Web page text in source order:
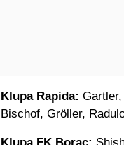
Klupa Rapida:
Bischof, Gröller,
Klupa FK Borac: